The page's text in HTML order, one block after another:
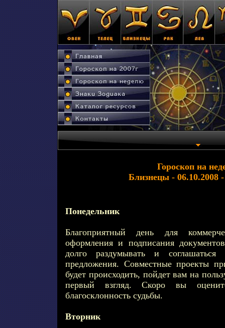
Гороскоп на
Близнецы - 06.10.2008 -
Понедельник
Благоприятный день для
оформления и подписания
долго раздумывать и
предложения. Совместные проекты
будет происходить, пойдет вам на
первый взгляд. Скоро вы
благосклонность судьбы.
Вторник